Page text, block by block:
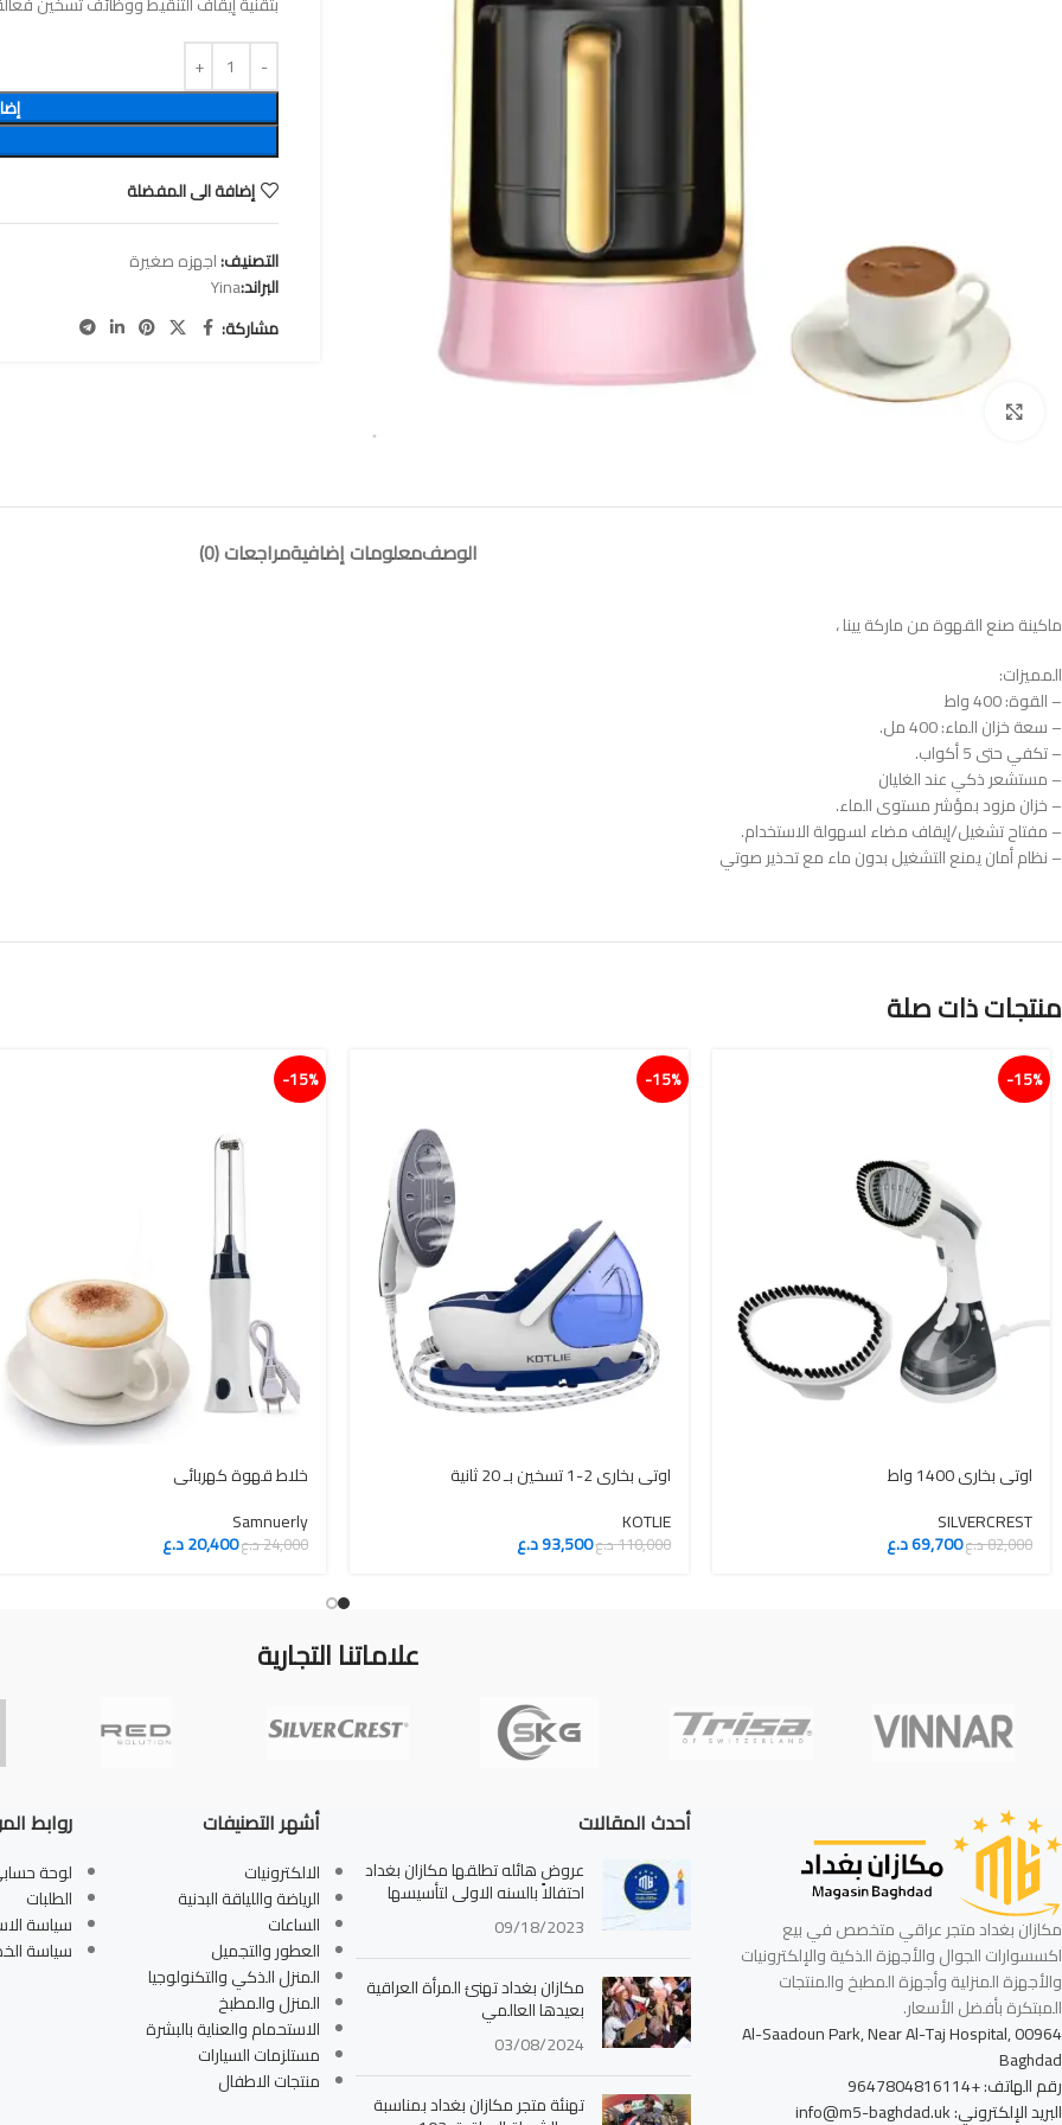
Click to enlarge
إضافة الى المفضلة
التصنيف:اجهزه صغيرة
البراند:Yina
مشاركة:
الوصفمعلومات إضافيةمراجعات (0)
ماكينة صنع القهوة من ماركة يينا ،
المميزات:
– القوة: 400 واط
– سعة خزان الماء: 400 مل.
– تكفي حتى 5 أكواب.
– مستشعر ذكي عند الغليان
– خزان مزود بمؤشر مستوى الماء.
– مفتاح تشغيل/إيقاف مضاء لسهولة الاستخدام.
– نظام أمان يمنع التشغيل بدون ماء مع تحذير صوتي
منتجات ذات صلة
15%-
اوتي بخاري 1400 واط
SILVERCREST
82,000د.ع69,700د.ع
15%-
اوتي بخاري 2-1 تسخين بـ 20 ثانية
KOTLIE
110,000د.ع93,500د.ع
15%-
خلاط قهوة كهربائي
Samnuerly
24,000د.ع20,400د.ع
علاماتنا التجارية
مكازان بغداد متجر عراقي متخصص في بيع
اكسسوارات الجوال والأجهزة الذكية والإلكترونيات
والأجهزة المنزلية وأجهزة المطبخ والمنتجات
المبتكرة بأفضل الأسعار.
Al-Saadoun Park, Near Al-Taj Hospital, 00964
Baghdad
رقم الهاتف: +9647804816114
البريد الإلكتروني: info@m5-baghdad.uk
أحدث المقالات
عروض هائله تطلقها مكازان بغداد
احتفالاً بالسنه الاولى لتأسيسها
09/18/2023
مكازان بغداد تهنئ المرأة العراقية
بعيدها العالمي
03/08/2024
تهنئة متجر مكازان بغداد بمناسبة
أشهر التصنيفات
الالكترونيات
الرياضة واللياقة البدنية
الساعات
العطور والتجميل
المنزل الذكي والتكنولوجيا
المنزل والمطبخ
الاستحمام والعناية بالبشرة
مستلزمات السيارات
منتجات الاطفال
روابط
لوحة
الطلبات
سياسة
سياسة